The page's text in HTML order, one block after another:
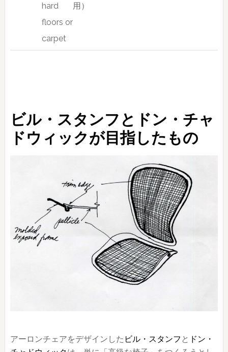
hard
floors or
carpet
用）
ビル・スタンフとドン・チャ
ドウィックが目指したもの
アーロンチェアをデザインした ビル・スタンフ と ドン・